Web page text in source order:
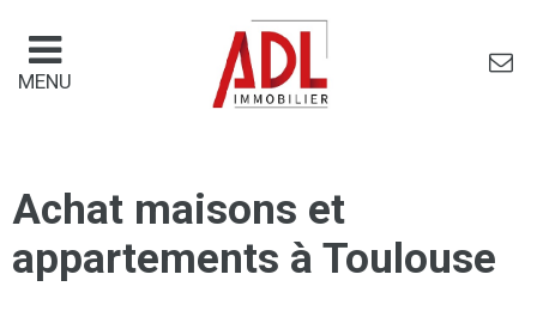
MENU
Achat maisons et
appartements à Toulouse